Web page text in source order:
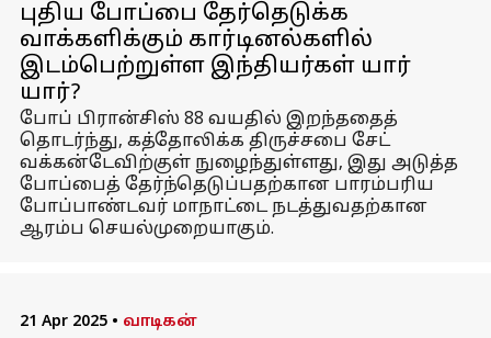
புதிய போப்பை தேர்தெடுக்க
வாக்களிக்கும் கார்டினல்களில்
இடம்பெற்றுள்ள இந்தியர்கள் யார்
யார்?
போப் பிரான்சிஸ் 88 வயதில் இறந்ததைத்
தொடர்ந்து, கத்தோலிக்க திருச்சபை சேட்
வக்கன்டேவிற்குள் நுழைந்துள்ளது, இது அடுத்த
போப்பைத் தேர்ந்தெடுப்பதற்கான பாரம்பரிய
போப்பாண்டவர் மாநாட்டை நடத்துவதற்கான
ஆரம்ப செயல்முறையாகும்.
21 Apr 2025 • வாடிகன்